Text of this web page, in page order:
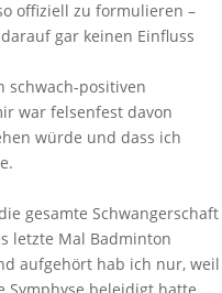
offiziell zu formulieren –
gar keinen Einfluss
schwach-positiven
war felsenfest davon
würde und dass ich
gesamte Schwangerschaft
letzte Mal Badminton
aufgehört hab ich nur, weil